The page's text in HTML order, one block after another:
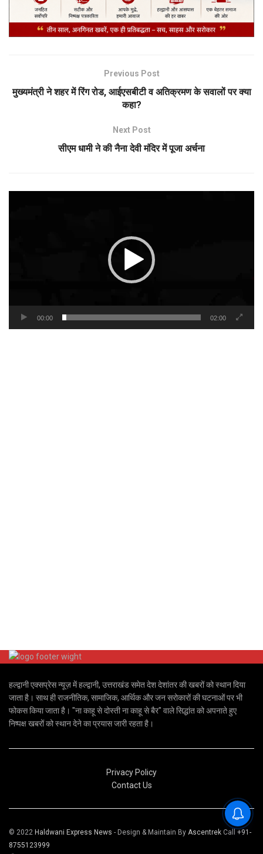
Previous Post
मुख्यमंत्री ने शहर में रिंग रोड, आईएसबीटी व अतिक्रमण के सवालों पर क्या
कहा?
Next Post
सीएम धामी ने की नैना देवी मंदिर में पूजा अर्चना
00:00 02:00
हल्द्वानी एक्सप्रेस न्यूज़ में हल्द्वानी, उत्तराखंड समेत देश देशांतर की खबरों को स्थान दिया
जाता है। साथ ही राजनीतिक, सामाजिक, आर्थिक और जन सरोकारों की घटनाओं पर भी
फोकस किया जाता है। "ना काहू से दोस्ती ना काहू से बैर" वाले सिद्धांत को अपनाते हुए
निष्पक्ष खबरों को स्थान देने का प्रयास जारी रहता है।
Privacy Policy
Contact Us
© 2022 Haldwani Express News - Design & Maintain By Ascentrek Call+91-
8755123999